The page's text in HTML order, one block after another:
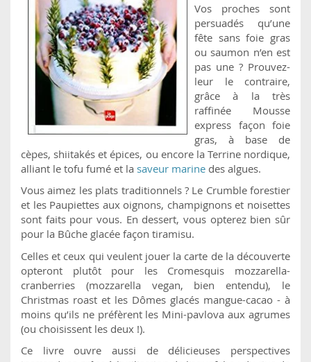
Vos proches sont
persuadés qu’une
fête sans foie gras
ou saumon n’en est
pas une ? Prouvez-
leur le contraire,
grâce à la très
raffinée Mousse
express façon foie
gras, à base de
cèpes, shiitakés et épices, ou encore la Terrine nordique,
alliant le tofu fumé et la saveur marine des algues.
Vous aimez les plats traditionnels ? Le Crumble forestier
et les Paupiettes aux oignons, champignons et noisettes
sont faits pour vous. En dessert, vous opterez bien sûr
pour la Bûche glacée façon tiramisu.
Celles et ceux qui veulent jouer la carte de la découverte
opteront plutôt pour les Cromesquis mozzarella-
cranberries (mozzarella vegan, bien entendu), le
Christmas roast et les Dômes glacés mangue-cacao - à
moins qu’ils ne préfèrent les Mini-pavlova aux agrumes
(ou choisissent les deux !).
Ce livre ouvre aussi de délicieuses perspectives